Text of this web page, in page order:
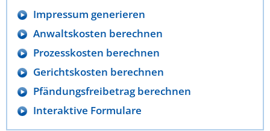
Impressum generieren
Anwaltskosten berechnen
Prozesskosten berechnen
Gerichtskosten berechnen
Pfändungsfreibetrag berechnen
Interaktive Formulare